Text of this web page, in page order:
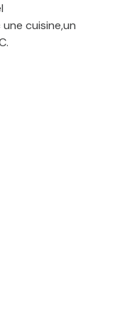
cuisine,un